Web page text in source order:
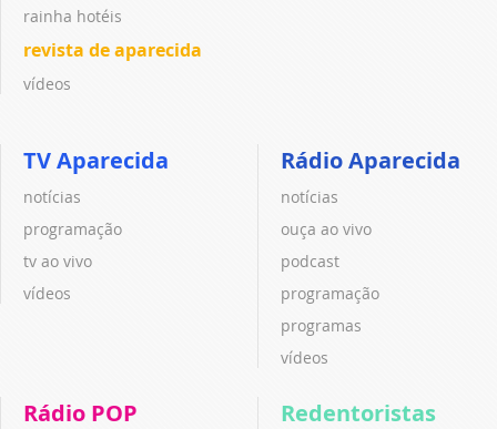
rainha hotéis
revista de aparecida
vídeos
TV Aparecida
notícias
programação
tv ao vivo
vídeos
Rádio Aparecida
notícias
ouça ao vivo
podcast
programação
programas
vídeos
Rádio POP Redentoristas